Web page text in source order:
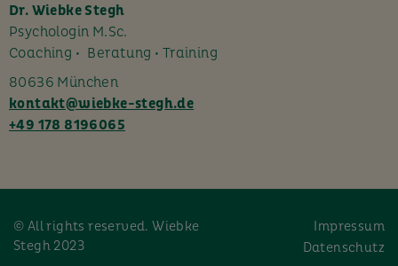
e
e
r
.
Dr. Wiebke Stegh
Psychologin M.Sc.
Coaching • Beratung • Training
80636 München
kontakt@wiebke-stegh.de
+49 178 8196065
Impressum
Datenschutz
© All rights reserved. Wiebke
Stegh 2023